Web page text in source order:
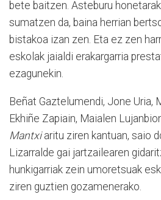
bete baitzen. Asteburu
sumatzen da, baina herrian
bistakoa izan zen. Eta ez zen
eskolak jaialdi erakargarria
ezagunekin.
Beñat Gaztelumendi, Jone Uria,
Ekhiñe Zapiain, Maialen
Mantxiaritu ziren kantuan, saio
Lizarralde gai jartzailearen
hunkigarriak zein umoretsuak
ziren guztien gozamenerako.